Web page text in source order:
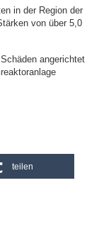
in der Region der
von über 5,0
angerichtet
teilen